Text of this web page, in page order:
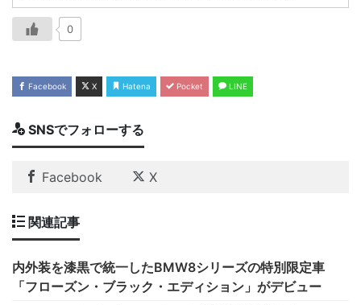
0
Facebook X Hatena Pocket LINE
SNSでフォローする
Facebook X
関連記事
内外装を漆黒で統一したBMW8シリーズの特別限定車
「フローズン・ブラック・エディション」がデビュー